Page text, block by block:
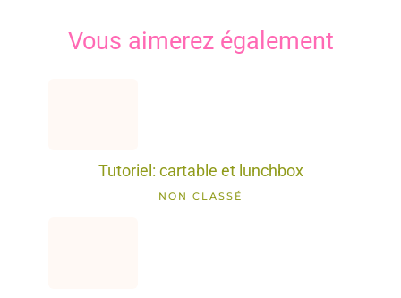
Vous aimerez également
Tutoriel: cartable et lunchbox
NON CLASSÉ